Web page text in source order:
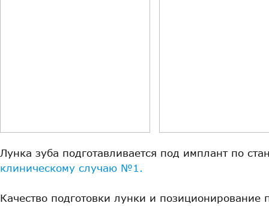
Лунка зуба подготавливается под имплант по
клиническому случаю №1.
Качество подготовки лунки и